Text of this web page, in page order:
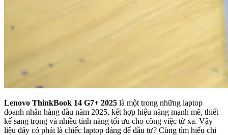
Lenovo ThinkBook 14 G7+ 2025 là một trong những laptop
doanh nhân hàng đầu năm 2025, kết hợp hiệu năng mạnh mẽ, thiết
kế sang trọng và nhiều tính năng tối ưu cho công việc từ xa. Vậy
liệu đây có phải là chiếc laptop đáng để đầu tư? Cùng tìm hiểu chi